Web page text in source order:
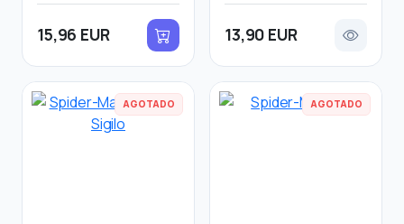
15,96 EUR 13,90 EUR
AGOTADO AGOTADO